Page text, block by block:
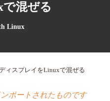
混ぜる
Linux
ィスプレイをLinuxで混ぜる
ポートされたものです